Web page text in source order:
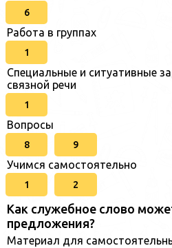
6
Работа в группах
1
Специальные и ситуативные
связной речи
1
Вопросы
8 9
Учимся самостоятельно
1 2
Как служебное слово
предложения?
Материал для